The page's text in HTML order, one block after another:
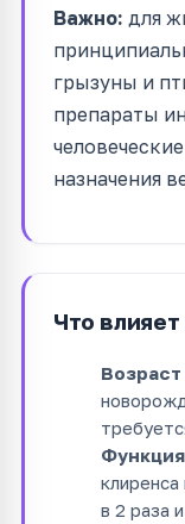
Важно: для
грызуны и
препараты
назначения
Что
в 2 раза